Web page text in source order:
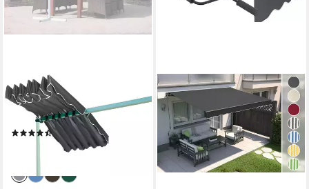
QUICK STAR
Pavillon-Ersatzdach Dubai, für
Terrassendach, 375x225 cm
(15)